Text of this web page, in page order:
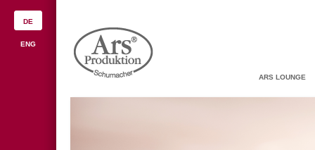
DE
ENG
ARS LOUNGE